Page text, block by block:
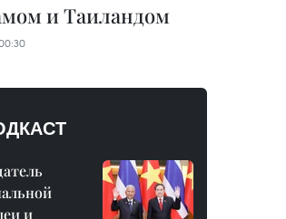
и Таиландом
и